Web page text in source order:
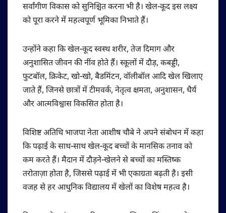
सर्वांगीण विकास को सुनिश्चित करना भी है। खेल-कूद इस लक्ष्य
को पूरा करने में महत्वपूर्ण भूमिका निभाते हैं।
उन्होंने कहा कि खेल-कूद स्वस्थ शरीर, तेज दिमाग और
अनुशासित जीवन की नींव होते हैं। स्कूलों में दौड़, कबड्डी,
फुटबॉल, क्रिकेट, खो-खो, बैडमिंटन, वॉलीबॉल आदि खेल खिलाए
जाते हैं, जिनसे छात्रों में टीमवर्क, नेतृत्व क्षमता, अनुशासन, धैर्य
और आत्मविश्वास विकसित होता है।
विशिष्ट अतिथि भाजपा नेता आशीष चौबे ने अपने संबोधन में कहा
कि पढ़ाई के साथ-साथ खेल-कूद बच्चों के मानसिक तनाव को
कम करते हैं। मैदान में दौड़ने-खेलने से बच्चों का मस्तिष्क
तरोताज़ा होता है, जिससे पढ़ाई में भी एकाग्रता बढ़ती है। इसी
वजह से हर आधुनिक विद्यालय में खेलों का विशेष महत्व है।